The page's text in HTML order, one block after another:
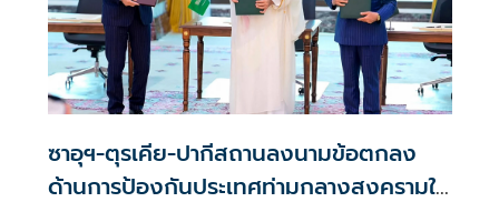
ซาอุฯ-ตุรเคีย-ปากีสถานลงนามข้อตกลง
ด้านการป้องกันประเทศท่ามกลางสงครามใน